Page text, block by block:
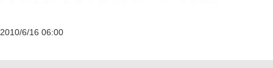
2010/6/16 06:00